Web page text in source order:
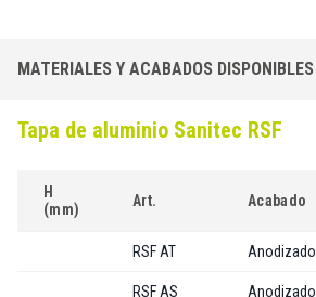
MATERIALES Y ACABADOS DISPONIBLES
Tapa de aluminio Sanitec RSF
H
(mm)
Art. Acabado
RSF AT Anodizado
RSF AS Anodizado